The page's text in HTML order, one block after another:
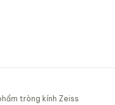
tròng kính Zeiss